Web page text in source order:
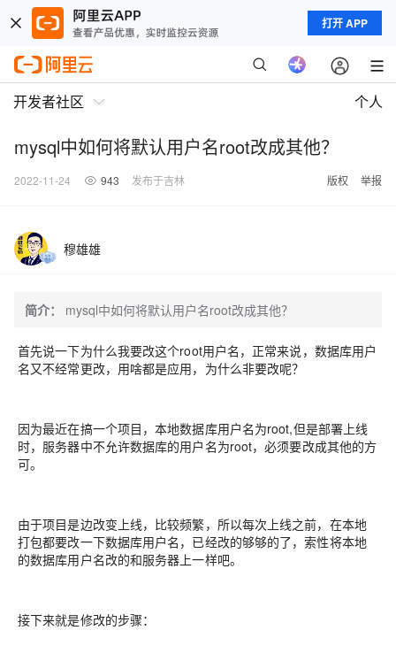
打开 APP
开发者社区 个人
mysql中如何将默认用户名root改成其他？
2022-11-24 943 发布于吉林 版权 举报
穆雄雄
简介： mysql中如何将默认用户名root改成其他？
首先说一下为什么我要改这个root用户名，正常来说，数据库用户
名又不经常更改，用啥都是应用，为什么非要改呢？
因为最近在搞一个项目，本地数据库用户名为root,但是部署上线
时，服务器中不允许数据库的用户名为root，必须要改成其他的方
可。
由于项目是边改变上线，比较频繁，所以每次上线之前，在本地
打包都要改一下数据库用户名，已经改的够够的了，索性将本地
的数据库用户名改的和服务器上一样吧。
接下来就是修改的步骤：